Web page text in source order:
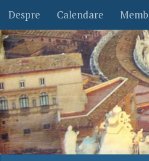
Skip to content
Despre Calendare